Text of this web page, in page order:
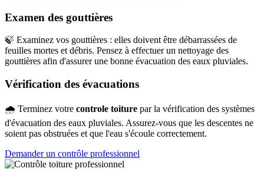
Examen des gouttières
🍃 Examinez vos gouttières : elles doivent être débarrassées de
feuilles mortes et débris. Pensez à effectuer un nettoyage des
gouttières afin d'assurer une bonne évacuation des eaux pluviales.
Vérification des évacuations
🌧️ Terminez votre controle toiture par la vérification des systèmes
d'évacuation des eaux pluviales. Assurez-vous que les descentes ne
soient pas obstruées et que l'eau s'écoule correctement.
Demander un contrôle professionnel